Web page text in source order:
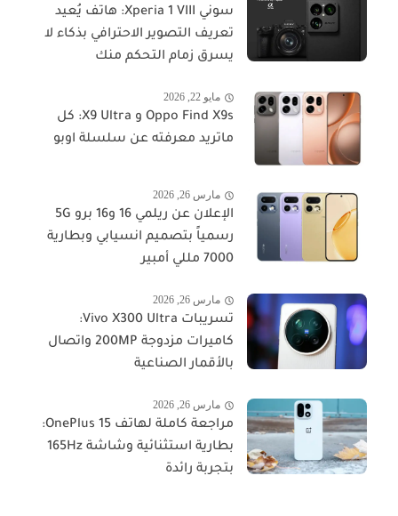
سوني Xperia 1 VIII: هاتف يُعيد
تعريف التصوير الاحترافي بذكاء لا
يسرق زمام التحكم منك
مايو 22, 2026
Oppo Find X9s و X9 Ultra: كل
ماتريد معرفته عن سلسلة اوبو
مارس 26, 2026
الإعلان عن ريلمي 16 و16 برو 5G
رسمياً بتصميم انسيابي وبطارية
7000 مللي أمبير
مارس 26, 2026
تسريبات Vivo X300 Ultra:
كاميرات مزدوجة 200MP واتصال
بالأقمار الصناعية
مارس 26, 2026
مراجعة كاملة لهاتف OnePlus 15:
بطارية استثنائية وشاشة 165Hz
بتجربة رائدة